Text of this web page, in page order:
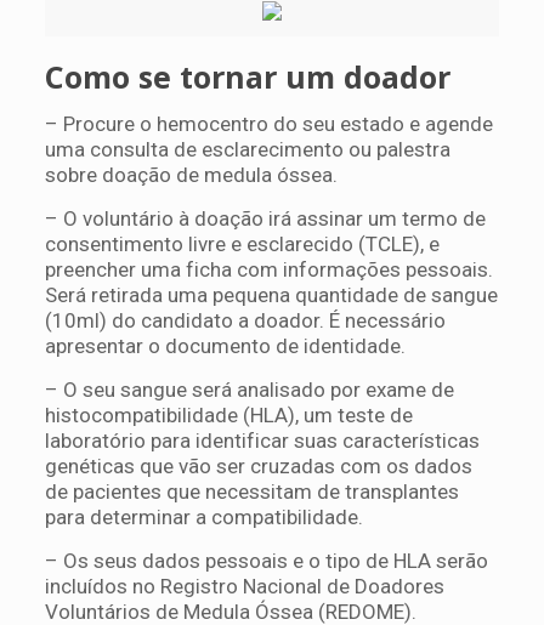
Como se tornar um doador
– Procure o hemocentro do seu estado e agende
uma consulta de esclarecimento ou palestra
sobre doação de medula óssea.
– O voluntário à doação irá assinar um termo de
consentimento livre e esclarecido (TCLE), e
preencher uma ficha com informações pessoais.
Será retirada uma pequena quantidade de sangue
(10ml) do candidato a doador. É necessário
apresentar o documento de identidade.
– O seu sangue será analisado por exame de
histocompatibilidade (HLA), um teste de
laboratório para identificar suas características
genéticas que vão ser cruzadas com os dados
de pacientes que necessitam de transplantes
para determinar a compatibilidade.
– Os seus dados pessoais e o tipo de HLA serão
incluídos no Registro Nacional de Doadores
Voluntários de Medula Óssea (REDOME).